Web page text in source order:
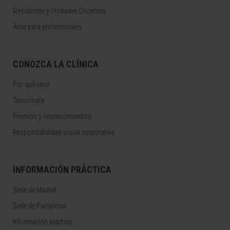
Residentes y Unidades Docentes
Área para profesionales
CONOZCA LA CLÍNICA
Por qué venir
Tecnología
Premios y reconocimientos
Responsabilidad social corporativa
INFORMACIÓN PRÁCTICA
Sede de Madrid
Sede de Pamplona
Información práctica